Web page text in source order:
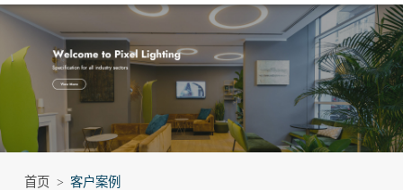
首页 > 客户案例
工程塑料
防静电材料
绝缘材料